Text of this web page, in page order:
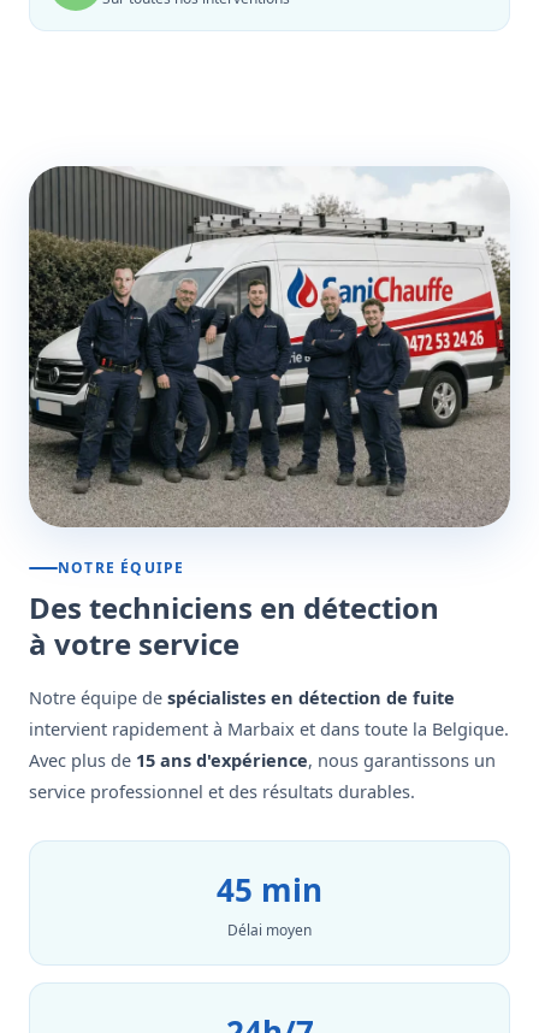
NOTRE ÉQUIPE
Des techniciens en détection
à votre service
Notre équipe de spécialistes en détection de fuite
intervient rapidement à Marbaix et dans toute la Belgique.
Avec plus de 15 ans d'expérience, nous garantissons un
service professionnel et des résultats durables.
45 min
Délai moyen